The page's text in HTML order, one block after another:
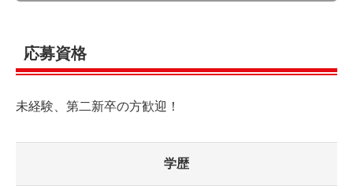
応募資格
未経験、第二新卒の方歓迎！
学歴